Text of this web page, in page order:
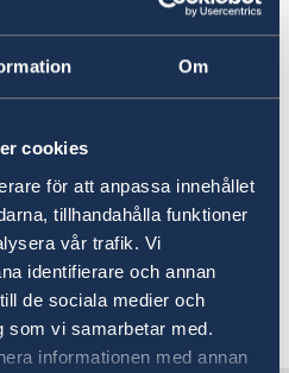
Om
cookies
för att anpassa innehållet
tillhandahålla funktioner
vår trafik. Vi
identifierare och annan
de sociala medier och
som vi samarbetar med.
informationen med annan
svensk medborgare
till Albanien
- Sweden Abroad
2025, 16.46